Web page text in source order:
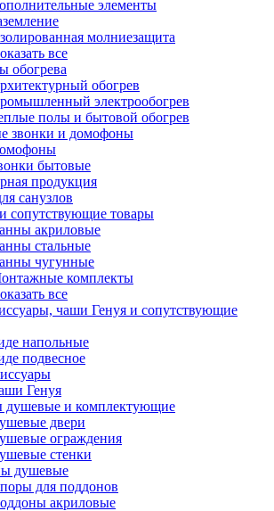
элементы
молниезащита
все
обогрева
обогрев
электрообогрев
полы и бытовой обогрев
звонки и домофоны
бытовые
продукция
санузлов
сопутствующие товары
акриловые
стальные
чугунные
комплекты
все
чаши Генуя и сопутствующие
напольные
подвесное
Генуя
душевые и комплектующие
двери
ограждения
стенки
душевые
для поддонов
акриловые